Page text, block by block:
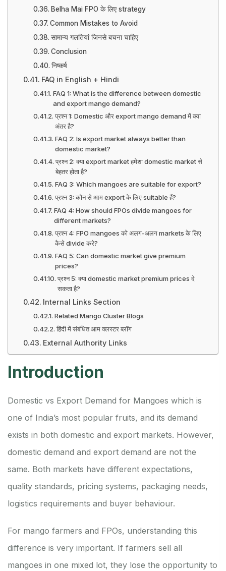
Belha Mai FPO के लिए strategy
Common Mistakes to Avoid
सामान्य गलतियां जिनसे बचना चाहिए
Conclusion
निष्कर्ष
FAQ in English + Hindi
FAQ 1: What is the difference between domestic
and export mango demand?
प्रश्न 1: Domestic और export mango demand में क्या
अंतर है?
FAQ 2: Is export market always better than
domestic market?
प्रश्न 2: क्या export market हमेशा domestic market से
बेहतर होता है?
FAQ 3: Which mangoes are suitable for export?
प्रश्न 3: कौन से आम export के लिए suitable हैं?
FAQ 4: How should FPOs divide mangoes for
different markets?
प्रश्न 4: FPO mangoes को अलग-अलग markets के लिए
कैसे divide करे?
FAQ 5: Can domestic market give premium
prices?
प्रश्न 5: क्या domestic market premium prices दे
सकता है?
Internal Links Section
Related Mango Cluster Blogs
हिंदी में संबंधित आम क्लस्टर ब्लॉग
External Authority Links
Introduction
Domestic vs Export Demand for Mangoes which is
one of India’s most popular fruits, and its demand
exists in both domestic and export markets. However,
domestic demand and export demand are not the
same. Both markets have different expectations,
quality standards, pricing systems, packaging needs,
logistics requirements and buyer behaviour.
For mango farmers and FPOs, understanding this
difference is very important. If farmers sell all
mangoes in one mixed lot, they lose the opportunity to